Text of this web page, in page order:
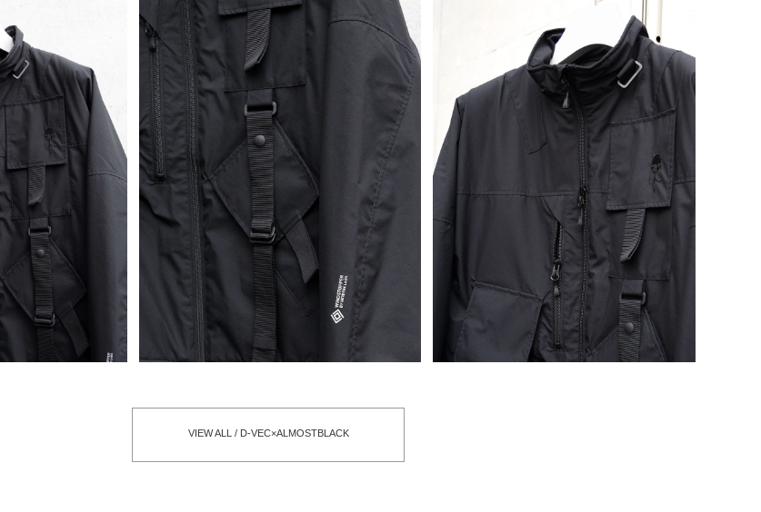
VIEW ALL / D-VEC×ALMOSTBLACK